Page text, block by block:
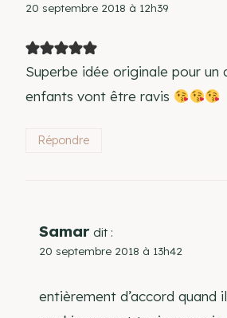
20 septembre 2018 à 12h39
Superbe idée originale pour un
enfants vont être ravis
Répondre
Samar dit :
20 septembre 2018 à 13h42
entièrement d’accord quand